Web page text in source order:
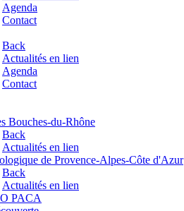
Agenda
Contact
Back
Actualités en lien
Agenda
Contact
Bouches-du-Rhône
Back
Actualités en lien
de Provence-Alpes-Côte d'Azur
Back
Actualités en lien
PACA